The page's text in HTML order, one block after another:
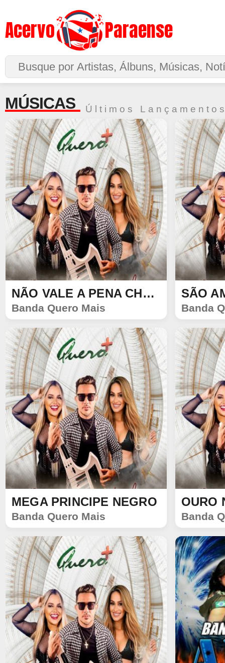
Acervo Paraense
Buscar no Site
MÚSICAS Últimos
SINGLE
216
28
NÃO VALE A PENA CHORAR
Banda Quero Mais
SINGLE
144
72
SÃO
Banda
SINGLE
180
64
MEGA PRINCIPE NEGRO
Banda Quero Mais
SINGLE
192
60
OURO
Banda